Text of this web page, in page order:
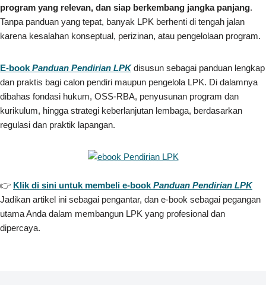
program yang relevan, dan siap berkembang jangka panjang.
Tanpa panduan yang tepat, banyak LPK berhenti di tengah jalan
karena kesalahan konseptual, perizinan, atau pengelolaan program.
E-book Panduan Pendirian LPKdisusun sebagai panduan lengkap
dan praktis bagi calon pendiri maupun pengelola LPK. Di dalamnya
dibahas fondasi hukum, OSS-RBA, penyusunan program dan
kurikulum, hingga strategi keberlanjutan lembaga, berdasarkan
regulasi dan praktik lapangan.
👉 Klik di sini untuk membeli e-book Panduan Pendirian LPK
Jadikan artikel ini sebagai pengantar, dan e-book sebagai pegangan
utama Anda dalam membangun LPK yang profesional dan
dipercaya.